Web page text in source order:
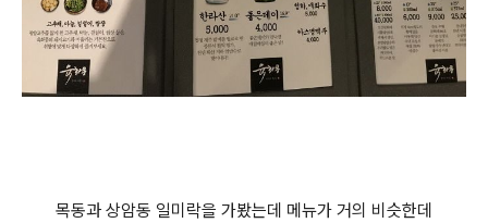
목동과 상암동 일미락을 가봤는데 메뉴가 거의 비슷한데